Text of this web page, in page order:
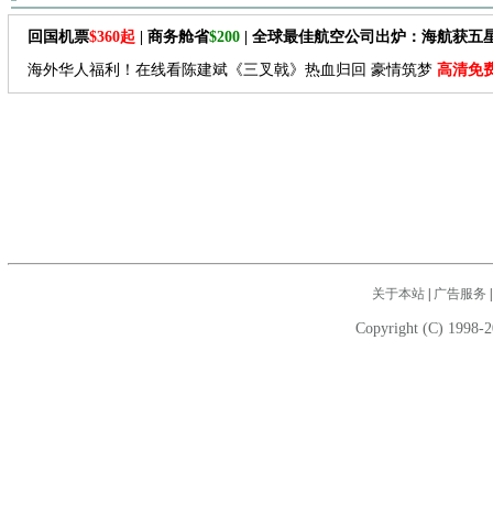
回国机票$360起 | 商务舱省$200 | 全球最佳航空公司出炉：海航获五
海外华人福利！在线看陈建斌《三叉戟》热血归回 豪情筑梦 高清免
关于本站| 广告服务
Copyright (C) 1998-